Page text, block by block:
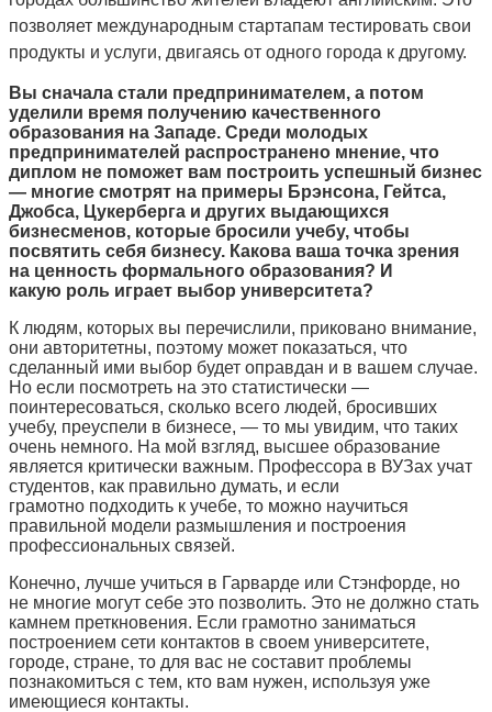
позволяет международным стартапам тестировать свои
продукты и услуги, двигаясь от одного города к другому.
Вы сначала стали предпринимателем, а потом
уделили время получению качественного
образования на Западе. Среди молодых
предпринимателей распространено мнение, что
диплом не поможет вам построить успешный бизнес
— многие смотрят на примеры Брэнсона, Гейтса,
Джобса, Цукерберга и других выдающихся
бизнесменов, которые бросили учебу, чтобы
посвятить себя бизнесу. Какова ваша точка зрения
на ценность формального образования? И
какую роль играет выбор университета?
К людям, которых вы перечислили, приковано внимание,
они авторитетны, поэтому может показаться, что
сделанный ими выбор будет оправдан и в вашем случае.
Но если посмотреть на это статистически —
поинтересоваться, сколько всего людей, бросивших
учебу, преуспели в бизнесе, — то мы увидим, что таких
очень немного. На мой взгляд, высшее образование
является критически важным. Профессора в ВУЗах учат
студентов, как правильно думать, и если
грамотно подходить к учебе, то можно научиться
правильной модели размышления и построения
профессиональных связей.
Конечно, лучше учиться в Гарварде или Стэнфорде, но
не многие могут себе это позволить. Это не должно стать
камнем преткновения. Если грамотно заниматься
построением сети контактов в своем университете,
городе, стране, то для вас не составит проблемы
познакомиться с тем, кто вам нужен, используя уже
имеющиеся контакты.